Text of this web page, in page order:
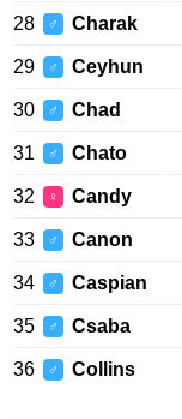
28 ♂ Charak
29 ♂ Ceyhun
30 ♂ Chad
31 ♂ Chato
32 ♀ Candy
33 ♂ Canon
34 ♂ Caspian
35 ♂ Csaba
36 ♂ Collins